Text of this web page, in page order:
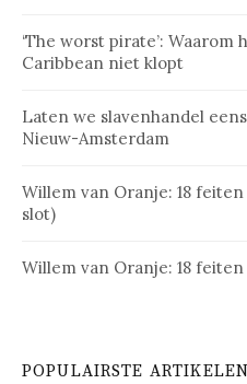
‘The worst pirate’:
Caribbean niet klopt
Laten we slavenhandel
Nieuw-Amsterdam
Willem van Oranje: 18
slot)
Willem van Oranje: 18
POPULAIRSTE ARTIKELEN